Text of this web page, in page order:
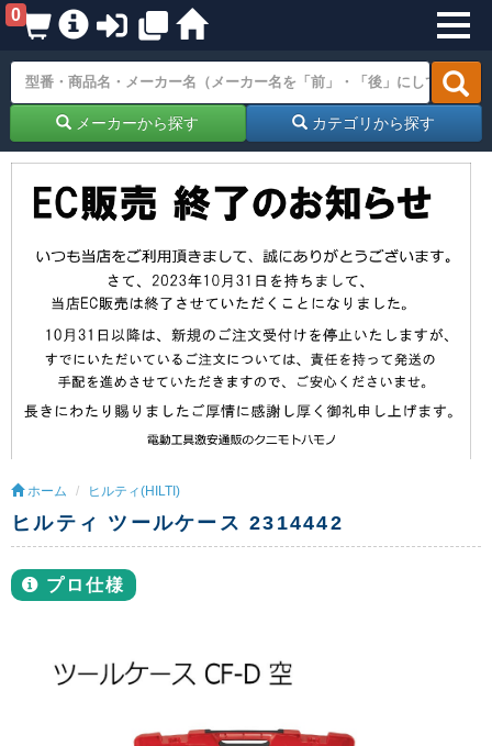
0
メーカーから探す カテゴリから探す
ホーム ヒルティ(HILTI)
ヒルティ ツールケース 2314442
プロ仕様